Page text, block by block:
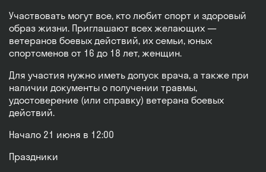
Участвовать могут все, кто любит спорт и здоровый
образ жизни. Приглашают всех желающих —
ветеранов боевых действий, их семьи, юных
спортсменов от 16 до 18 лет, женщин.
Для участия нужно иметь допуск врача, а также при
наличии документы о получении травмы,
удостоверение (или справку) ветерана боевых
действий.
Начало 21 июня в 12:00
Праздники